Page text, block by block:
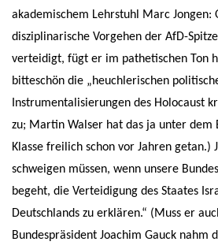
akademischem Lehrstuhl Marc Jongen:
disziplinarische Vorgehen der AfD-
verteidigt, fügt er im pathetischen Ton
bitteschön die „heuchlerischen
Instrumentalisierungen des Holocaust
zu; Martin Walser hat das ja unter dem
Klasse freilich schon vor Jahren getan.)
schweigen müssen, wenn unsere
begeht, die Verteidigung des Staates
Deutschlands zu erklären.“ (Muss er
Bundespräsident Joachim Gauck nahm